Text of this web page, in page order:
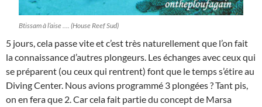
Btissam à l’aise …. (House Reef Sud)
5 jours, cela passe vite et c’est très naturellement que l’on fait
la connaissance d’autres plongeurs. Les échanges avec ceux qui
se préparent (ou ceux qui rentrent) font que le temps s’étire au
Diving Center. Nous avions programmé 3 plongées ? Tant pis,
on en fera que 2. Car cela fait partie du concept de Marsa